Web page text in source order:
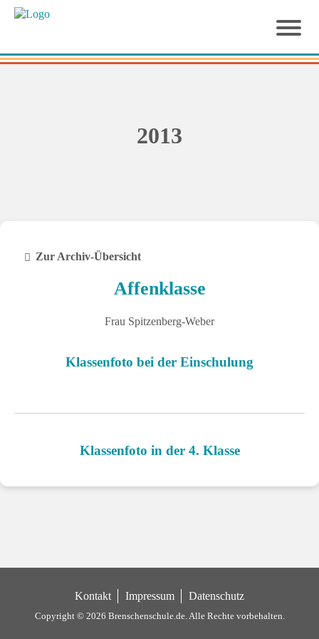
2013
Zur Archiv-Übersicht
Affenklasse
Frau Spitzenberg-Weber
Klassenfoto bei der Einschulung
Klassenfoto in der 4. Klasse
Copyright © 2026 Brenschenschule.de.Alle Rechte vorbehalten.
Kontakt Impressum Datenschutz